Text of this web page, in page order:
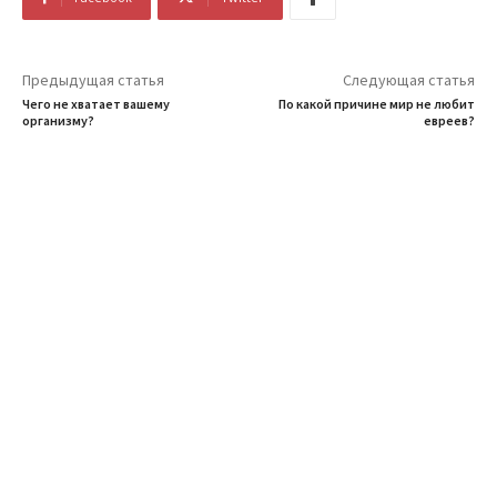
Предыдущая статья
Чего не хватает вашему
организму?
Следующая статья
По какой причине мир не любит
евреев?